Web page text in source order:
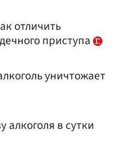
отличить
приступа
уничтожает
алкоголя в сутки